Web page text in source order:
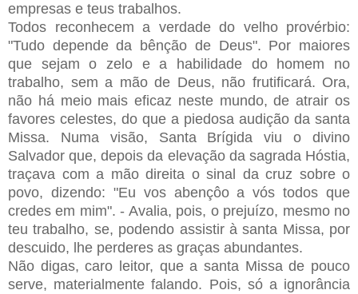
empresas e teus trabalhos.
Todos reconhecem a verdade do velho provérbio:
"Tudo depende da bênção de Deus". Por maiores
que sejam o zelo e a habilidade do homem no
trabalho, sem a mão de Deus, não frutificará. Ora,
não há meio mais eficaz neste mundo, de atrair os
favores celestes, do que a piedosa audição da santa
Missa. Numa visão, Santa Brígida viu o divino
Salvador que, depois da elevação da sagrada Hóstia,
traçava com a mão direita o sinal da cruz sobre o
povo, dizendo: "Eu vos abençôo a vós todos que
credes em mim". - Avalia, pois, o prejuízo, mesmo no
teu trabalho, se, podendo assistir à santa Missa, por
descuido, lhe perderes as graças abundantes.
Não digas, caro leitor, que a santa Missa de pouco
serve, materialmente falando. Pois, só a ignorância